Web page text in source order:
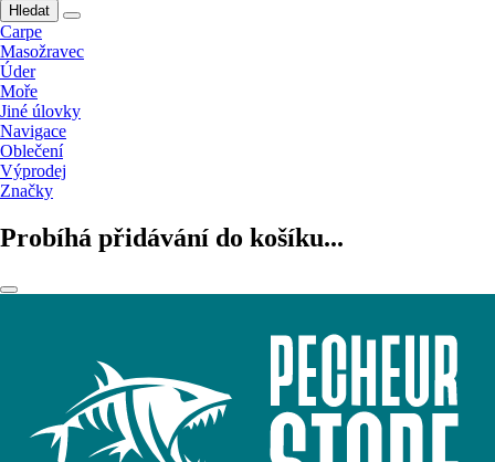
Hledat
Carpe
Masožravec
Úder
Moře
Jiné úlovky
Navigace
Oblečení
Výprodej
Značky
Probíhá přidávání do košíku...